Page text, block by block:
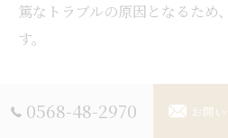
篤なトラブルの原因となるため
す。
まつ毛パーマでしない方が
まつ毛パーマは誰にでも適して
0568-48-2970 お問